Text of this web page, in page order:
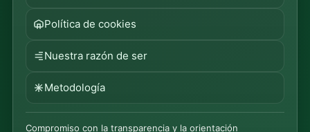
Política de cookies
Nuestra razón de ser
Metodología
Compromiso con la transparencia y la orientación